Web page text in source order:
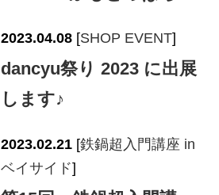
2023.04.08 [SHOP EVENT]
dancyu祭り 2023 に出展
します♪
2023.02.21 [鉄鍋超入門講座 in
ベイサイド]